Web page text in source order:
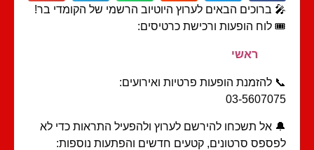
ברוכים הבאים לערוץ היוטיוב הרשמי של הקומדי בר!
לוח הופעות ורכישת כרטיסים:
להזמנת הופעות פרטיות ואירועים:
03-
אל תשכחו להירשם לערוץ ולהפעיל התראות כדי לא
סרטונים, קטעים חדשים והפתעות נוספות: